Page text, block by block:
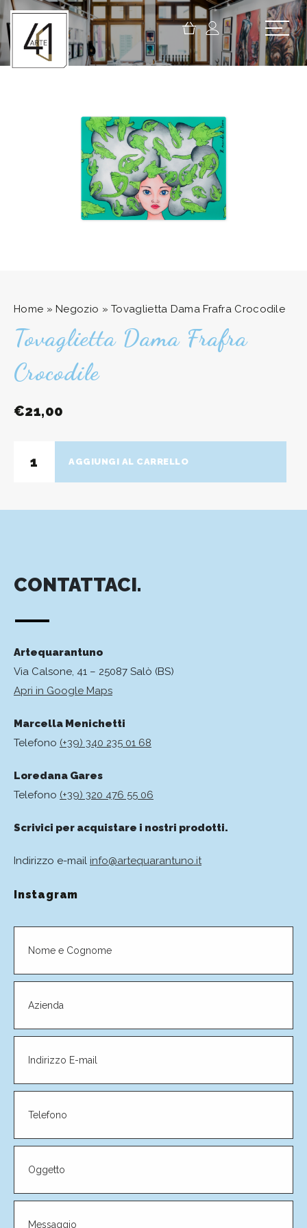
Home »Negozio »Tovaglietta Dama Frafra Crocodile
Tovaglietta Dama Frafra
Crocodile
€21,00
Dama
AGGIUNGI AL CARRELLO
CONTATTACI.
Artequarantuno
Via Calsone, 41 – 25087 Salò (BS)
Apri in Google Maps
Marcella Menichetti
Telefono (+39) 340 235 01 68
Loredana Gares
Telefono (+39) 320 476 55 06
Scrivici per acquistare i nostri prodotti.
Indirizzo e-mail info@artequarantuno.it
Instagram